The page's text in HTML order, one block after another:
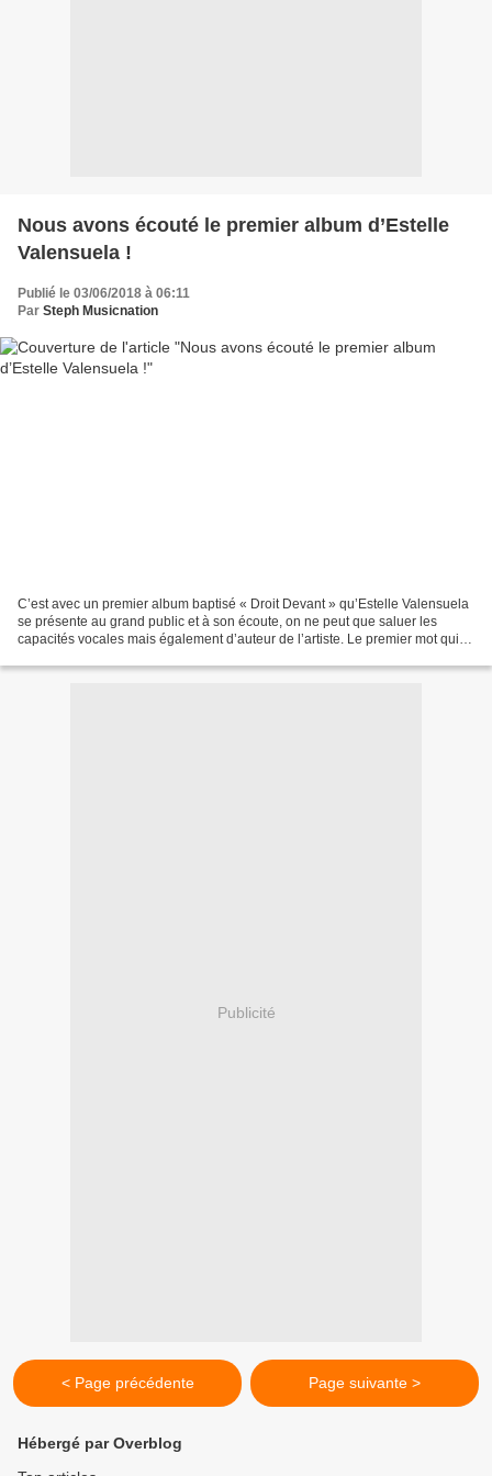
Nous avons écouté le premier album d’Estelle
Valensuela !
Publié le 03/06/2018 à 06:11
Par Steph Musicnation
C’est avec un premier album baptisé « Droit Devant » qu’Estelle Valensuela
se présente au grand public et à son écoute, on ne peut que saluer les
capacités vocales mais également d’auteur de l’artiste. Le premier mot qui
Publicité
< Page précédente Page suivante >
Hébergé par Overblog